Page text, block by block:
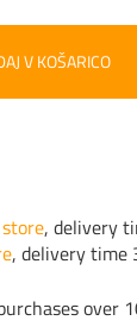
V KOŠARICO
store, delivery
, delivery time
over